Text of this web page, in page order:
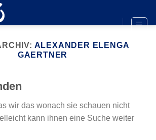
ALEXANDER ELENGA
GAERTNER
wir das wonach sie schauen nicht
kann ihnen eine Suche weiter